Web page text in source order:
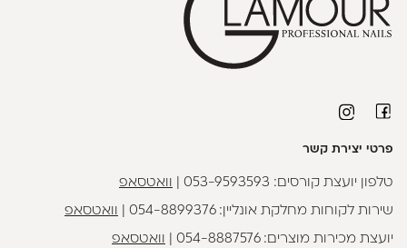
פרטי יצירת קשר
טלפון יועצת קורסים: 053-9593593 וואטסאפ
שירות לקוחות מחלקת אונליין:054-8899376 וואטסאפ
יועצת מכירות מוצרים:054-8887576 וואטסאפ